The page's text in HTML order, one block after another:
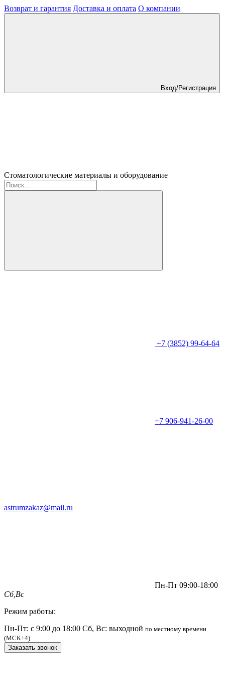
Возврат и гарантия Доставка и оплата О компании
Вход/Регистрация
Стоматологические материалы и оборудование
+7 (3852) 99-64-64
+7 906-941-26-00
astrumzakaz@mail.ru
Пн-Пт 09:00-18:00
Сб,Вс
Режим работы:
Пн-Пт: с 9:00 до 18:00 Сб, Вс: выходной по местному времени
(МСК+4)
Заказать звонок